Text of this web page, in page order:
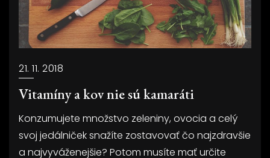
21. 11. 2018
Vitamíny a kov nie sú kamaráti
Konzumujete množstvo zeleniny, ovocia a celý
svoj jedálniček snažíte zostavovať čo najzdravšie
a najvyváženejšie? Potom musíte mať určite